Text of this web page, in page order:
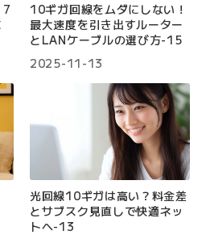
7
10ギガ回線をムダにしない！
最大速度を引き出すルーター
とLANケーブルの選び方-15
2025-11-13
光回線10ギガは高い？料金差
とサブスク見直しで快適ネッ
トへ-13